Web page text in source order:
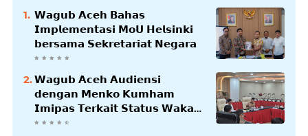
𝗪𝗮𝗴𝘂𝗯 𝗔𝗰𝗲𝗵 𝗕𝗮𝗵𝗮𝘀
𝗜𝗺𝗽𝗹𝗲𝗺𝗲𝗻𝘁𝗮𝘀𝗶 𝗠𝗼𝗨 𝗛𝗲𝗹𝘀𝗶𝗻𝗸𝗶
𝗯𝗲𝗿𝘀𝗮𝗺𝗮 𝗦𝗲𝗸𝗿𝗲𝘁𝗮𝗿𝗶𝗮𝘁 𝗡𝗲𝗴𝗮𝗿𝗮
𝗪𝗮𝗴𝘂𝗯 𝗔𝗰𝗲𝗵 𝗔𝘂𝗱𝗶𝗲𝗻𝘀𝗶
𝗱𝗲𝗻𝗴𝗮𝗻 𝗠𝗲𝗻𝗸𝗼 𝗞𝘂𝗺𝗵𝗮𝗺
𝗜𝗺𝗶𝗽𝗮𝘀 𝗧𝗲𝗿𝗸𝗮𝗶𝘁 𝗦𝘁𝗮𝘁𝘂𝘀 𝗪𝗮𝗸𝗮𝗳
𝗕𝗹𝗮𝗻𝗴𝗽𝗮𝗱𝗮𝗻𝗴